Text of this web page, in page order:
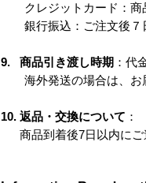
クレジットカード：商
銀行振込：ご注文後７
9. 商品引き渡し時期 ：代
海外発送の場合は、お届
10. 返品・交換について
商品到着後7日以内にご